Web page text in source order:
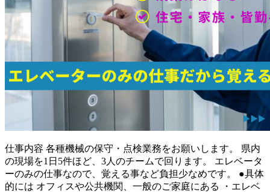
仕事内容 各種機械の保守・点検業務をお願いします。 県内
の現場を1日5件ほど、3人のチームで回ります。 エレベータ
ーのみの仕事なので、覚える事など負担少なめです。 ●具体
的には オフィスや公共機関、一般のご家庭にある ・エレベ